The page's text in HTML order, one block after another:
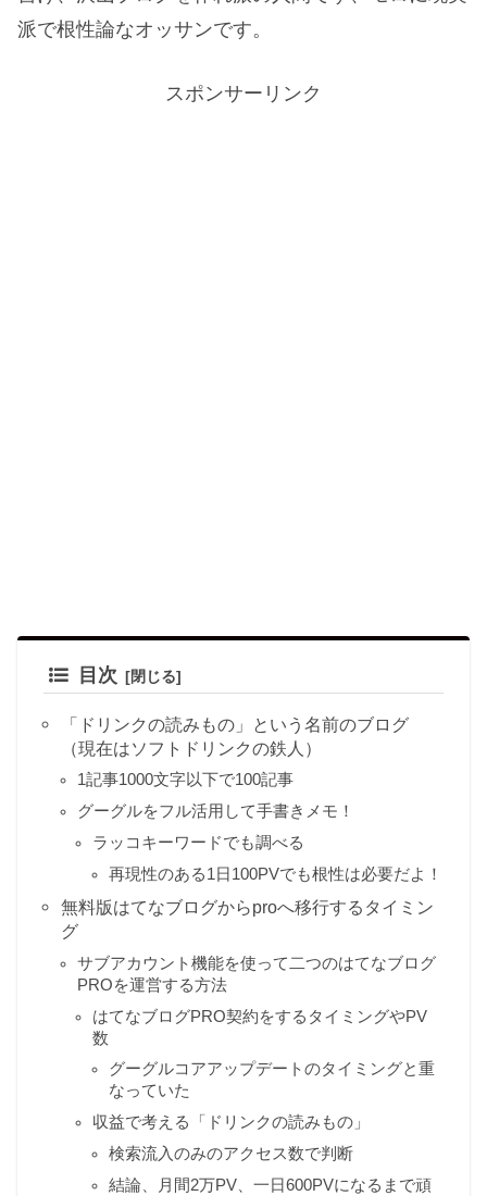
派で根性論なオッサンです。
スポンサーリンク
目次
「ドリンクの読みもの」という名前のブログ
（現在はソフトドリンクの鉄人）
1記事1000文字以下で100記事
グーグルをフル活用して手書きメモ！
ラッコキーワードでも調べる
再現性のある1日100PVでも根性は必要だよ！
無料版はてなブログからproへ移行するタイミン
グ
サブアカウント機能を使って二つのはてなブログ
PROを運営する方法
はてなブログPRO契約をするタイミングやPV
数
グーグルコアアップデートのタイミングと重
なっていた
収益で考える「ドリンクの読みもの」
検索流入のみのアクセス数で判断
結論、月間2万PV、一日600PVになるまで頑